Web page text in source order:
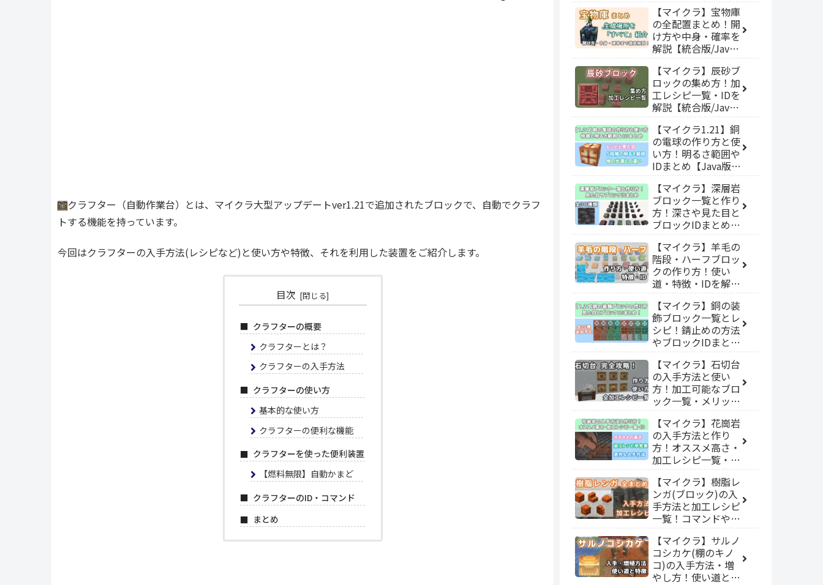
クラフター（自動作業台）とは、マイクラ大型アップデートver1.21で追加されたブロックで、自動でクラフ
トする機能を持っています。
今回はクラフターの入手方法(レシピなど)と使い方や特徴、それを利用した装置をご紹介します。
目次
クラフターの概要
クラフターとは？
クラフターの入手方法
クラフターの使い方
基本的な使い方
クラフターの便利な機能
クラフターを使った便利装置
【燃料無限】自動かまど
クラフターのID・コマンド
まとめ
【マイクラ】宝物庫
の全配置まとめ！開
け方や中身・確率を
解説【統合版/Java
【マイクラ】辰砂ブ
ロックの集め方！加
工レシピ一覧・IDを
解説【統合版/Java
【マイクラ1.21】銅
の電球の作り方と使
い方！明るさ範囲や
IDまとめ【Java版 /
【マイクラ】深層岩
ブロック一覧と作り
方！深さや見た目と
ブロックIDまとめ
【マイクラ】羊毛の
階段・ハーフブロッ
クの作り方！使い
道・特徴・IDを解説
【マイクラ】銅の装
飾ブロック一覧とレ
シピ！錆止めの方法
やブロックIDまとめ
【マイクラ】石切台
の入手方法と使い
方！加工可能なブロ
ック一覧・メリッ
版/Java版】
【マイクラ】花崗岩
の入手方法と作り
方！オススメ高さ・
加工レシピ一覧・
版】
【マイクラ】樹脂レ
ンガ(ブロック)の入
手方法と加工レシピ
一覧！コマンドやID
版/Java版】
【マイクラ】サルノ
コシカケ(棚のキノ
コ)の入手方法・増
やし方！使い道と特